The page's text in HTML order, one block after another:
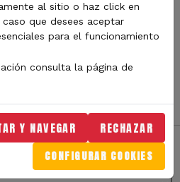
novedades de MotorLand
noticias sobre eventos,
del circuito y
o tipo de contenido y
del motor.
al sitio o haz click en
que desees aceptar
para el funcionamiento
consulta la página de
Y NAVEGAR RECHAZAR
CONFIGURAR COOKIES